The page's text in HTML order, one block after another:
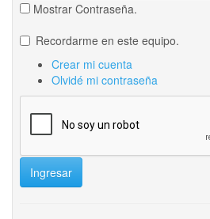
Mostrar Contraseña.
Recordarme en este equipo.
Crear mi cuenta
Olvidé mi contraseña
Ingresar